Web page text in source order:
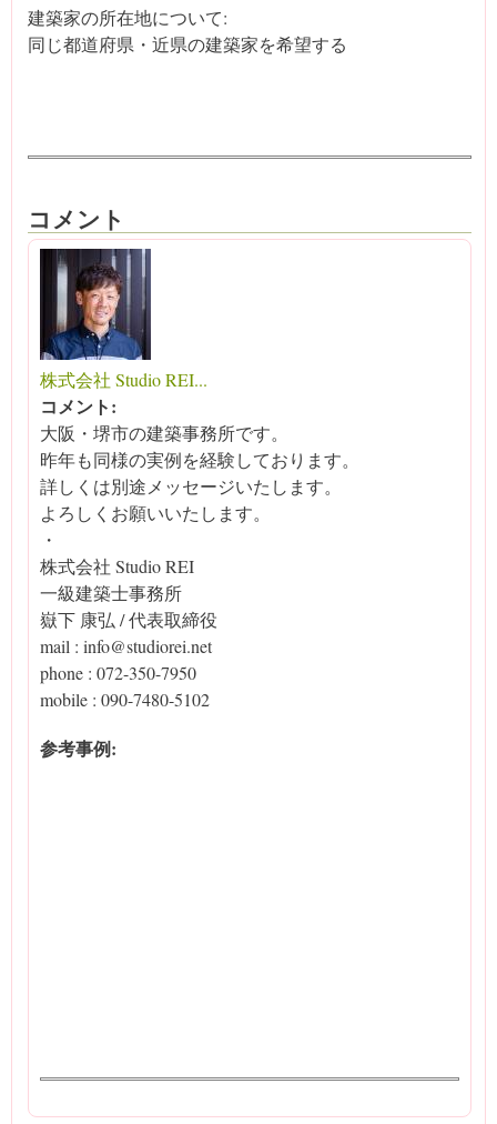
建築家の所在地について:
同じ都道府県・近県の建築家を希望する
コメント
株式会社 Studio REI...
コメント:
大阪・堺市の建築事務所です。
昨年も同様の実例を経験しております。
詳しくは別途メッセージいたします。
よろしくお願いいたします。
・
株式会社 Studio REI
一級建築士事務所
嶽下 康弘 / 代表取締役
mail : info@studiorei.net
phone : 072-350-7950
mobile : 090-7480-5102
参考事例: